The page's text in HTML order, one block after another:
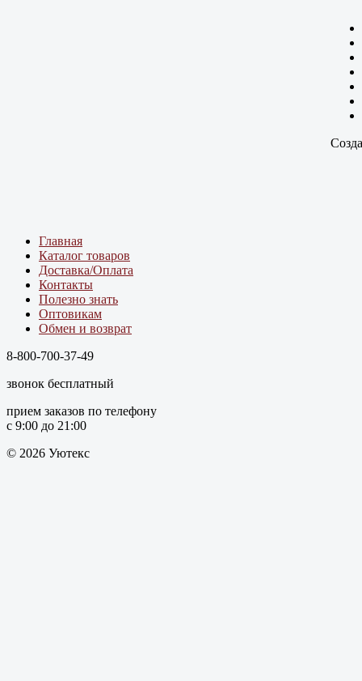
Главная
Каталог товаров
Доставка/Оплата
Контакты
Полезно знать
Оптовикам
Обмен и возврат
8-800-700-37-49
звонок бесплатный
прием заказов по телефону
с 9:00 до 21:00
© 2026 Уютекс